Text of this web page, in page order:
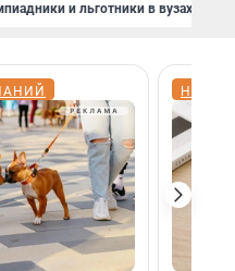
и льготники в вузах СПб